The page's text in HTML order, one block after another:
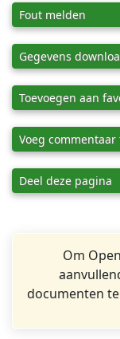
Fout melden
Gegevens
Toevoegen aan
Voeg commentaar
Deel deze pagina
Om
documenten